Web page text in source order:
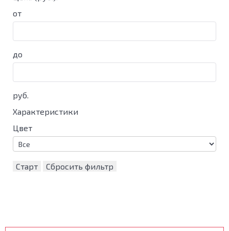
от
до
руб.
Характеристики
Цвет
Старт Сбросить фильтр